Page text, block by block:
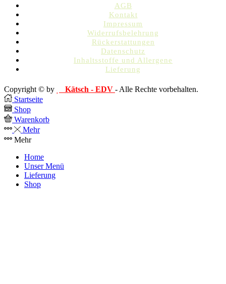
AGB
Kontakt
Impressum
Widerrufsbelehrung
Rückerstattungen
Datenschutz
Inhaltsstoffe und Allergene
Lieferung
Copyright © by Kätsch - EDV - Alle Rechte vorbehalten.
Startseite
Shop
Warenkorb
Mehr
Mehr
Home
Unser Menü
Lieferung
Shop